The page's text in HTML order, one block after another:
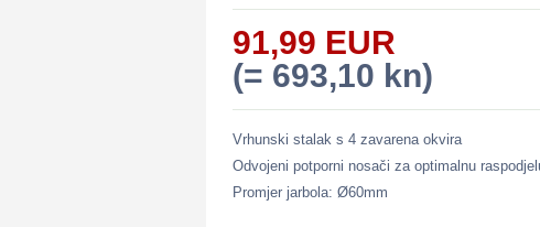
91,99 EUR
(= 693,10 kn)
Vrhunski stalak s 4 zavarena okvira
Odvojeni potporni nosači za optimalnu
Promjer jarbola: Ø60mm